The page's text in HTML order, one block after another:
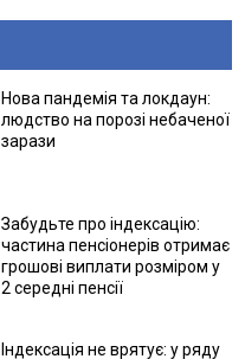
Нова пандемія та локдаун:
людство на порозі небаченої
зарази
Забудьте про індексацію:
частина пенсіонерів отримає
грошові виплати розміром у
2 середні пенсії
Індексація не врятує: у ряду